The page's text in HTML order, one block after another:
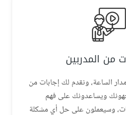
من المدربين
الساعة، ونقدم لك إجابات من
ويساعدونك على فهم
وسيعملون على حل أي مشكلة